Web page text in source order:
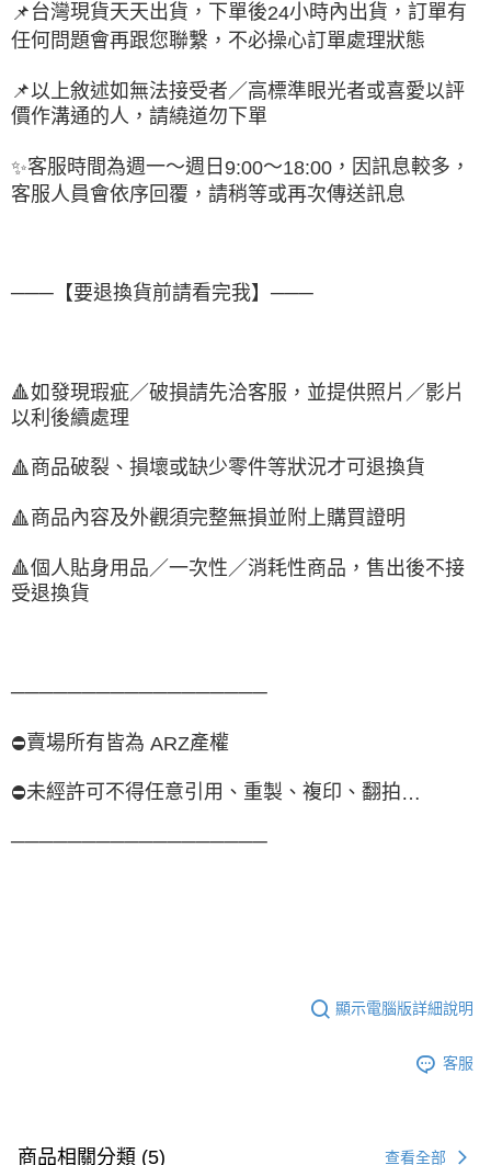
📌 台灣現貨天天出貨，下單後24小時內出貨，訂單有
任何問題會再跟您聯繫，不必操心訂單處理狀態
📌以上敘述如無法接受者／高標準眼光者或喜愛以評
價作溝通的人，請繞道勿下單
✨客服時間為週一～週日 9:00～18:00 ，因訊息較多，
客服人員會依序回覆，請稍等或再次傳送訊息
───【要退換貨前請看完我】───
🔺如發現瑕疵／破損請先洽客服，並提供照片／影片
以利後續處理
🔺商品破裂、損壞或缺少零件等狀況才可退換貨
🔺商品內容及外觀須完整無損並附上購買證明
🔺個人貼身用品／一次性／消耗性商品，售出後不接
受退換貨
──────────────────
⛔賣場所有皆為 ARZ產權
⛔未經許可不得任意引用、重製、複印、翻拍…
──────────────────
顯示電腦版詳細說明
客服
商品相關分類 (5) 查看全部